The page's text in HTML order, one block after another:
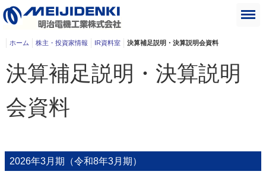
ホーム 株主・投資家情報 IR資料室 決算補足説明・決算説明会資料
決算補足説明・決算説明
会資料
2026年3月期（令和8年3月期）